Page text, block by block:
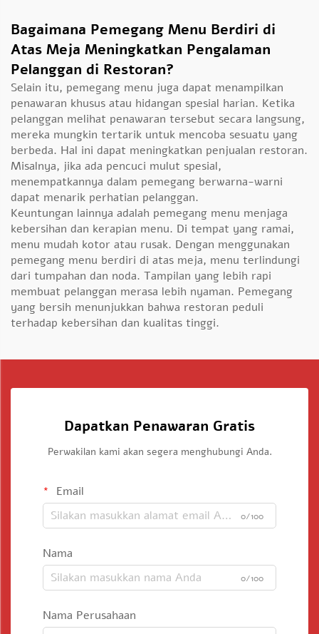
Bagaimana Pemegang Menu Berdiri di
Atas Meja Meningkatkan Pengalaman
Pelanggan di Restoran?
Selain itu, pemegang menu juga dapat menampilkan
penawaran khusus atau hidangan spesial harian. Ketika
pelanggan melihat penawaran tersebut secara langsung,
mereka mungkin tertarik untuk mencoba sesuatu yang
berbeda. Hal ini dapat meningkatkan penjualan restoran.
Misalnya, jika ada pencuci mulut spesial,
menempatkannya dalam pemegang berwarna-warni
dapat menarik perhatian pelanggan.
Keuntungan lainnya adalah pemegang menu menjaga
kebersihan dan kerapian menu. Di tempat yang ramai,
menu mudah kotor atau rusak. Dengan menggunakan
pemegang menu berdiri di atas meja, menu terlindungi
dari tumpahan dan noda. Tampilan yang lebih rapi
membuat pelanggan merasa lebih nyaman. Pemegang
yang bersih menunjukkan bahwa restoran peduli
terhadap kebersihan dan kualitas tinggi.
Dapatkan Penawaran Gratis
Perwakilan kami akan segera menghubungi Anda.
Email
0/100
Nama
0/100
Nama Perusahaan